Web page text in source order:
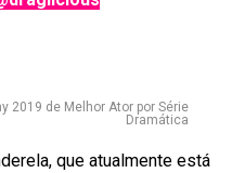
2019 de Melhor Ator por Série
Dramática
que atualmente está